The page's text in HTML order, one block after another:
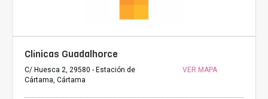
Clínicas Guadalhorce
C/ Huesca 2, 29580 - Estación de
Cártama, Cártama
VER MAPA